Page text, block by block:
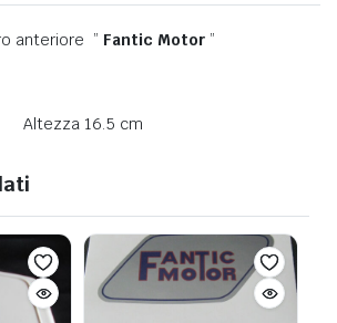
anteriore ” Fantic Motor”
Altezza 16.5 cm